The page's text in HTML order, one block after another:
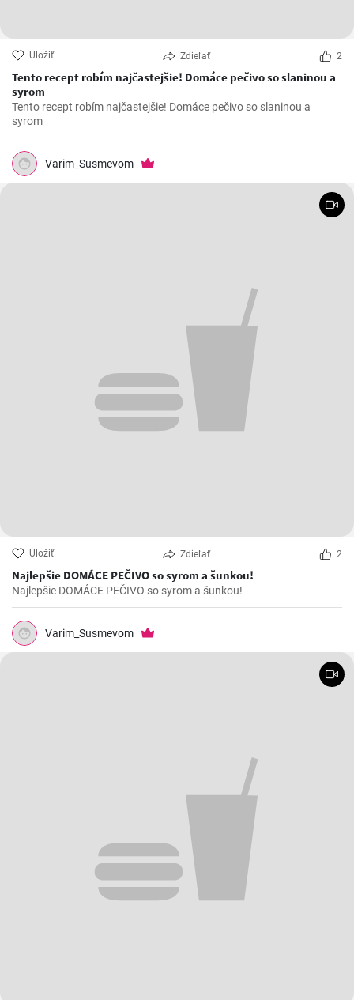
Uložiť Zdieľať 2
Tento recept robím najčastejšie! Domáce pečivo so slaninou a
syrom
Tento recept robím najčastejšie! Domáce pečivo so slaninou a
syrom
Varim_Susmevom
Uložiť Zdieľať 2
Najlepšie DOMÁCE PEČIVO so syrom a šunkou!
Najlepšie DOMÁCE PEČIVO so syrom a šunkou!
Varim_Susmevom